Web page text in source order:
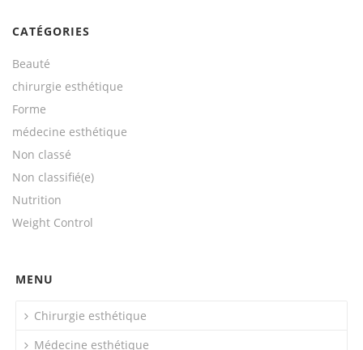
CATÉGORIES
Beauté
chirurgie esthétique
Forme
médecine esthétique
Non classé
Non classifié(e)
Nutrition
Weight Control
MENU
Chirurgie esthétique
Médecine esthétique